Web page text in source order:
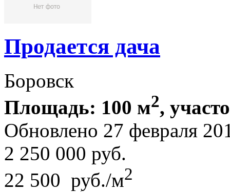
Продается дача
Боровск
Площадь: 100 м2,
Обновлено 27 февраля
2 250 000 руб.
22 500 руб./м2